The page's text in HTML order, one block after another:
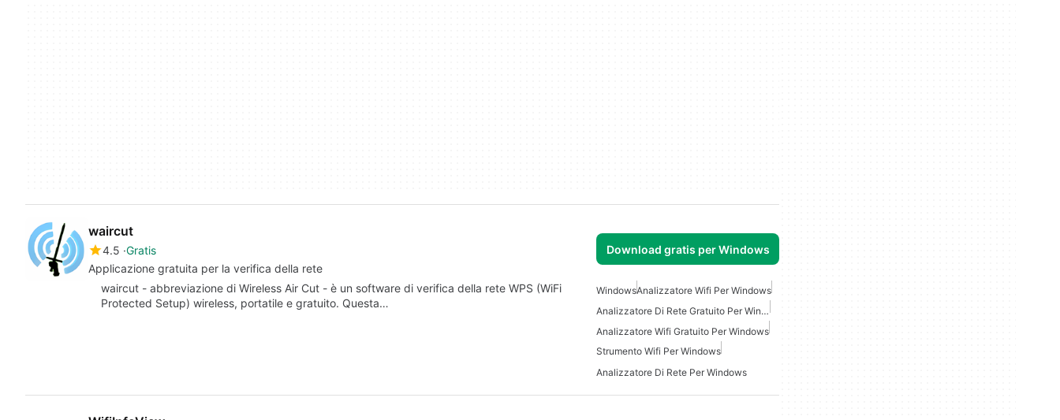
waircut
4.5 Gratis
Applicazione gratuita per la verifica della rete
Download gratis per Windows
waircut - abbreviazione di Wireless Air Cut - è un software di verifica della rete WPS (WiFi
Protected Setup) wireless, portatile e gratuito. Questa…
WindowsAnalizzatore Wifi Per Windows
Analizzatore Di Rete Gratuito Per Windows
Analizzatore Wifi Gratuito Per Windows
Strumento Wifi Per Windows
Analizzatore Di Rete Per Windows